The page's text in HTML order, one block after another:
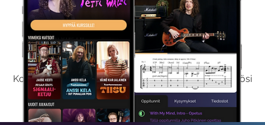
Kokeile Ilmaiseksi
Kokeilemalla ilmaiseksi saat koko sisältömme käyttöösi
viikon ajaksi.